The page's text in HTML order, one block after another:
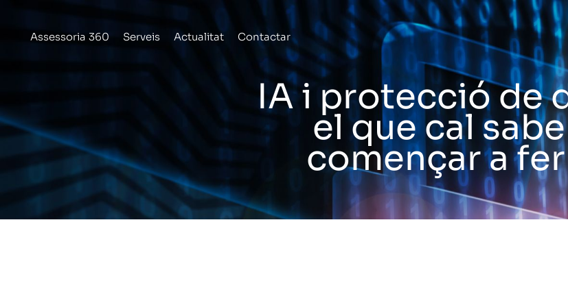
contingutAssessoria 360 Serveis Actualitat Contactar
IA i protecció de
el que cal
començar a